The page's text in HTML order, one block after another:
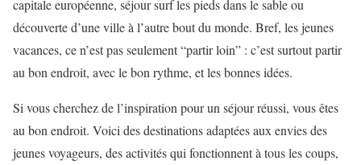
capitale européenne, séjour surf les pieds dans le sable ou
découverte d’une ville à l’autre bout du monde. Bref, les jeunes
vacances, ce n’est pas seulement “partir loin” : c’est surtout partir
au bon endroit, avec le bon rythme, et les bonnes idées.
Si vous cherchez de l’inspiration pour un séjour réussi, vous êtes
au bon endroit. Voici des destinations adaptées aux envies des
jeunes voyageurs, des activités qui fonctionnent à tous les coups,